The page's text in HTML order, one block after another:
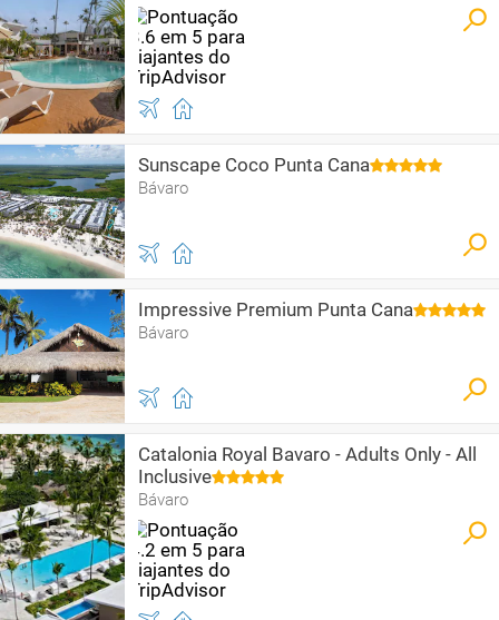
Sunscape Coco Punta Cana
Bávaro
Impressive Premium Punta Cana
Bávaro
Catalonia Royal Bavaro - Adults Only - All
Inclusive
Bávaro